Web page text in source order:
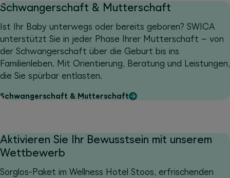
Schwangerschaft & Mutterschaft
Ist Ihr Baby unterwegs oder bereits geboren? SWICA
unterstützt Sie in jeder Phase Ihrer Mutterschaft – von
der Schwangerschaft über die Geburt bis ins
Familienleben. Mit Orientierung, Beratung und Leistungen,
die Sie spürbar entlasten.
Schwangerschaft & Mutterschaft
Aktivieren Sie Ihr Bewusstsein mit unserem
Wettbewerb
Sorglos-Paket im Wellness Hotel Stoos, erfrischenden